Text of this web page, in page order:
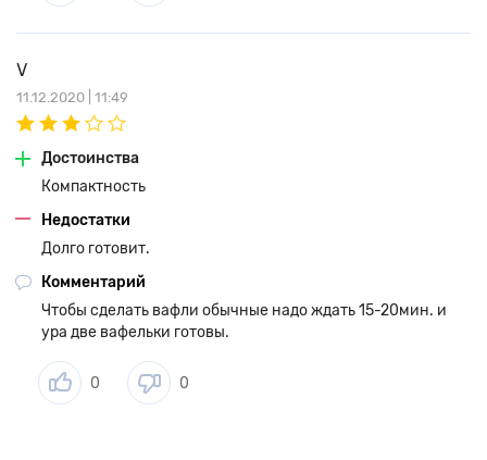
V
11.12.2020 | 11:49
Достоинства
Компактность
Недостатки
Долго готовит.
Комментарий
Чтобы сделать вафли обычные надо ждать 15-20мин. и
ура две вафельки готовы.
0 0